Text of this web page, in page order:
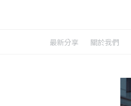
最新分享 關於我們